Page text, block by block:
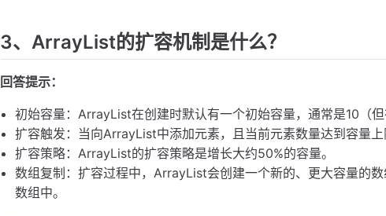
3、ArrayList的扩容机制是什么？
回答提示：
初始容量：ArrayList在创建时默认有一个初始容量，通常是10（
扩容触发：当向ArrayList中添加元素，且当前元素数量达到容量上
扩容策略：ArrayList的扩容策略是增长大约50%的容量。
数组复制：扩容过程中，ArrayList会创建一个新的、更大容量的
数组中。